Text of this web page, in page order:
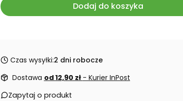
Dodaj do koszyka
Czas wysyłki:2 dni robocze
Dostawa od 12,90 zł - Kurier InPost
Zapytaj o produkt